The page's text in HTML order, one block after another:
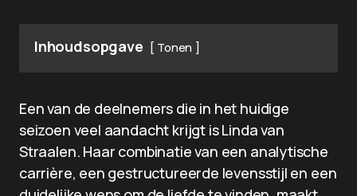
Inhoudsopgave Tonen
Een van de deelnemers die in het huidige
seizoen veel aandacht krijgt is Linda van
Straalen. Haar combinatie van een analytische
carrière, een gestructureerde levensstijl en een